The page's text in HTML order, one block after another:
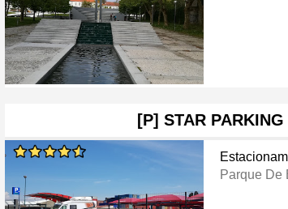
[P] STAR PARKING
Parque De